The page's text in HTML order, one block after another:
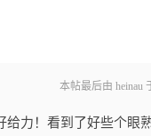
本帖最后由 heinau
力！看到了好些个眼